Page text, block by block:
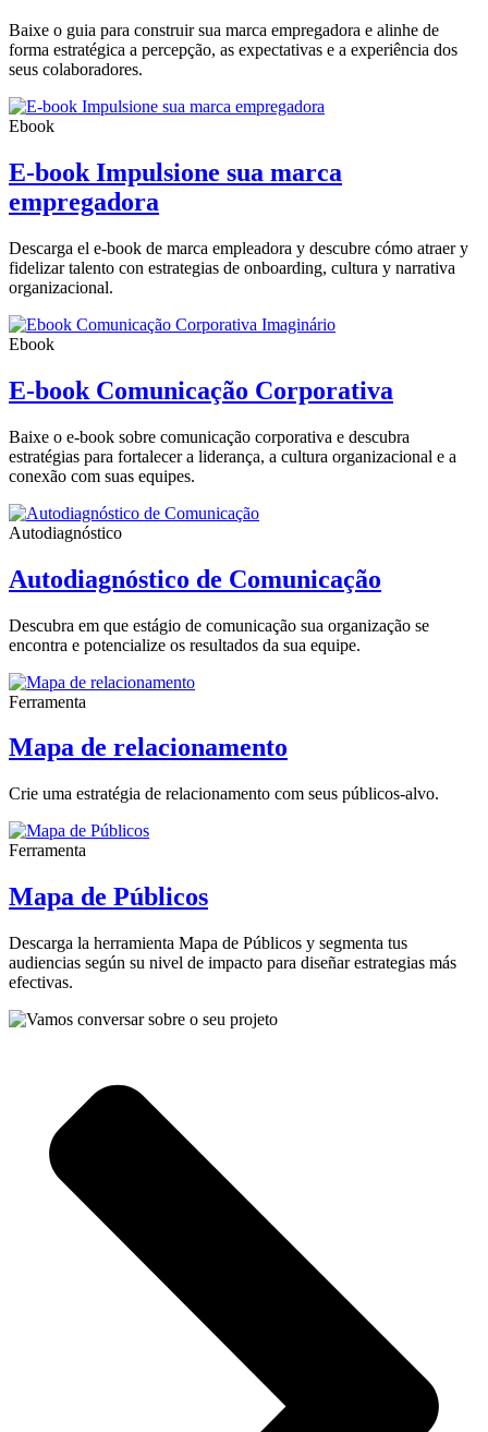
Baixe o guia para construir sua marca empregadora e alinhe de
forma estratégica a percepção, as expectativas e a experiência dos
seus colaboradores.
Ebook
E-book Impulsione sua marca
empregadora
Descarga el e-book de marca empleadora y descubre cómo atraer y
fidelizar talento con estrategias de onboarding, cultura y narrativa
organizacional.
Ebook
E-book Comunicação Corporativa
Baixe o e-book sobre comunicação corporativa e descubra
estratégias para fortalecer a liderança, a cultura organizacional e a
conexão com suas equipes.
Autodiagnóstico
Autodiagnóstico de Comunicação
Descubra em que estágio de comunicação sua organização se
encontra e potencialize os resultados da sua equipe.
Ferramenta
Mapa de relacionamento
Crie uma estratégia de relacionamento com seus públicos-alvo.
Ferramenta
Mapa de Públicos
Descarga la herramienta Mapa de Públicos y segmenta tus
audiencias según su nivel de impacto para diseñar estrategias más
efectivas.